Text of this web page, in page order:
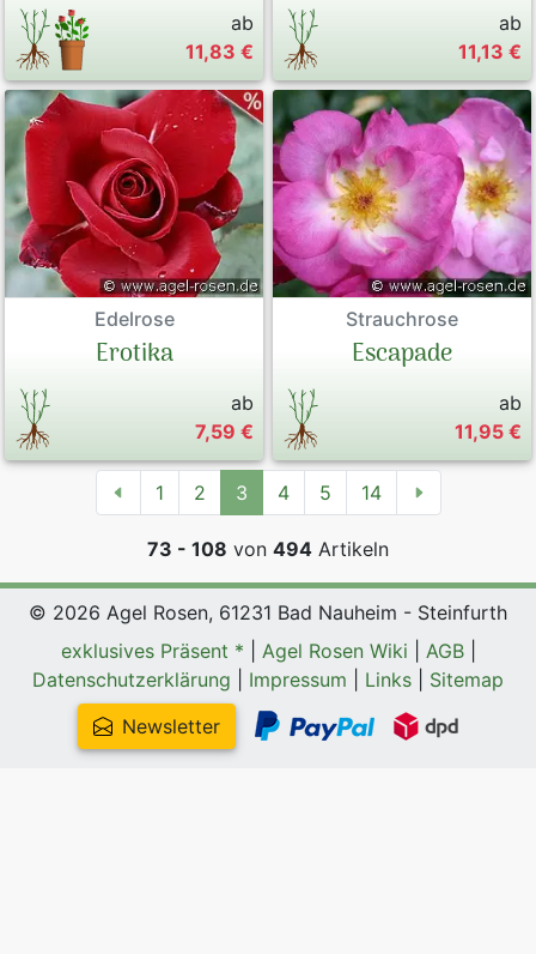
ab
11,83 €
ab
11,13 €
Edelrose
Erotika
ab
7,59 €
Strauchrose
Escapade
ab
11,95 €
1 2 3 4 5 14
73 - 108 von 494 Artikeln
© 2026 Agel Rosen, 61231 Bad Nauheim - Steinfurth
exklusives Präsent *
Agel Rosen Wiki AGB|
Datenschutzerklärung
Impressum Links
Sitemap
Newsletter